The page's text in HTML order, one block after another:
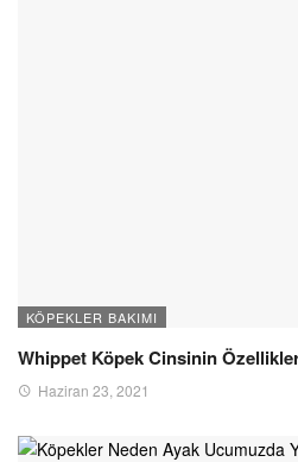
KÖPEKLER BAKIMI
Whippet Köpek Cinsinin
Haziran 23, 2021